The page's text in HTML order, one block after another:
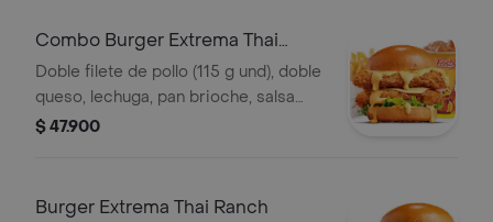
Combo Burger Extrema Thai
Ranch
Doble filete de pollo (115 g und), doble
queso, lechuga, pan brioche, salsa
Thai ranch, francesa mediana (60 g) y
$ 47.900
Burger Extrema Thai Ranch